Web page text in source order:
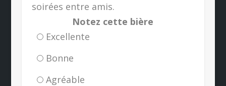
soirées entre amis.
Notez cette bière
Excellente
Bonne
Agréable